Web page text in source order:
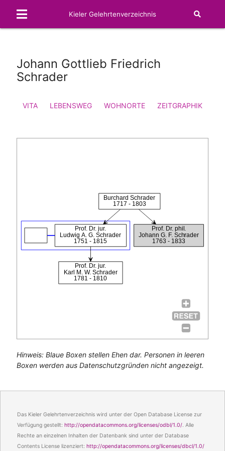
Kieler Gelehrtenverzeichnis
Johann Gottlieb Friedrich
Schrader
VITA LEBENSWEG WOHNORTE ZEITGRAPHIK
Prof. Dr. jur.
Ludwig A. G. Schrader
1751 - 1815
Prof. Dr. jur.
Karl M. W. Schrader
1781 - 1810
Prof. Dr. phil.
Johann G. F. Schrader
1763 - 1833
Burchard Schrader
1717 - 1803
Hinweis: Blaue Boxen stellen Ehen dar. Personen in leeren
Boxen werden aus Datenschutzgründen nicht angezeigt.
Das Kieler Gelehrtenverzeichnis wird unter der Open Database License zur
Verfügung gestellt: http://opendatacommons.org/licenses/odbl/1.0/. Alle
Rechte an einzelnen Inhalten der Datenbank sind unter der Database
Contents License lizenziert: http://opendatacommons.org/licenses/dbcl/1.0/